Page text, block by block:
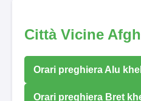
Città Vicine
Orari preghiera Alu
Orari preghiera Bret